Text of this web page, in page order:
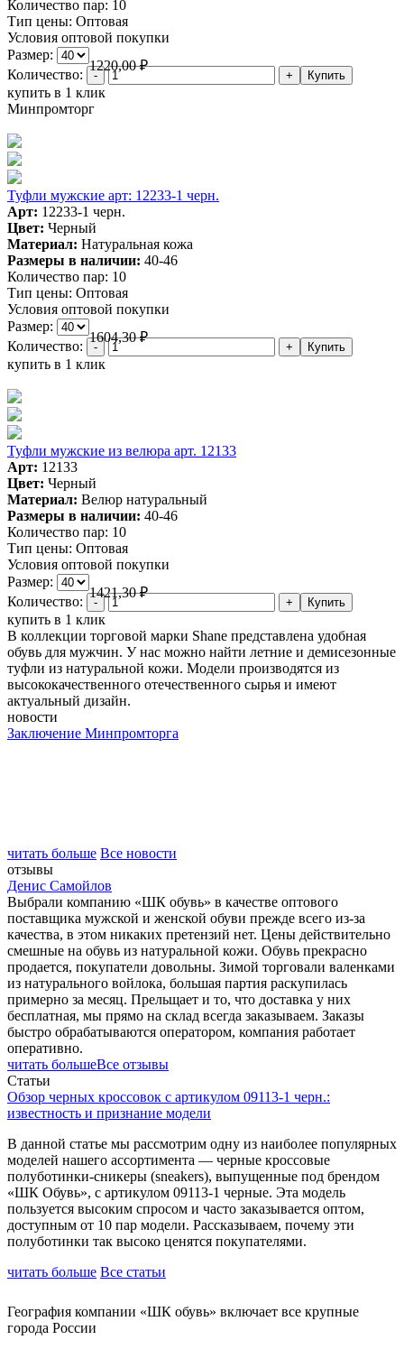
Количество пар: 10
Тип цены: Оптовая
Условия оптовой покупки
Размер:
1220,00₽
Количество:
купить в 1 клик
Минпромторг
Туфли мужские арт: 12233-1 черн.
Арт: 12233-1 черн.
Цвет: Черный
Материал: Натуральная кожа
Размеры в наличии: 40-46
Количество пар: 10
Тип цены: Оптовая
Условия оптовой покупки
Размер:
1604,30₽
Количество:
купить в 1 клик
Туфли мужские из велюра арт. 12133
Арт: 12133
Цвет: Черный
Материал: Велюр натуральный
Размеры в наличии: 40-46
Количество пар: 10
Тип цены: Оптовая
Условия оптовой покупки
Размер:
1421,30₽
Количество:
купить в 1 клик
В коллекции торговой марки Shane представлена удобная
обувь для мужчин. У нас можно найти летние и демисезонные
туфли из натуральной кожи. Модели производятся из
высококачественного отечественного сырья и имеют
актуальный дизайн.
новости
Заключение Минпромторга
читать больше Все новости
отзывы
Денис Самойлов
Выбрали компанию «ШК обувь» в качестве оптового
поставщика мужской и женской обуви прежде всего из-за
качества, в этом никаких претензий нет. Цены действительно
смешные на обувь из натуральной кожи. Обувь прекрасно
продается, покупатели довольны. Зимой торговали валенками
из натурального войлока, большая партия раскупилась
примерно за месяц. Прельщает и то, что доставка у них
бесплатная, мы прямо на склад всегда заказываем. Заказы
быстро обрабатываются оператором, компания работает
оперативно.
читать большеВсе отзывы
Статьи
Обзор черных кроссовок с артикулом 09113-1 черн.:
известность и признание модели
В данной статье мы рассмотрим одну из наиболее популярных
моделей нашего ассортимента — черные кроссовые
полуботинки-сникеры (sneakers), выпущенные под брендом
«ШК Обувь», с артикулом 09113-1 черные. Эта модель
пользуется высоким спросом и часто заказывается оптом,
доступным от 10 пар модели. Рассказываем, почему эти
полуботинки так высоко ценятся покупателями.
читать больше Все статьи
География компании «ШК обувь» включает все крупные
города России